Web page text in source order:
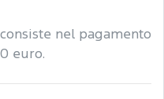
nel pagamento
euro.